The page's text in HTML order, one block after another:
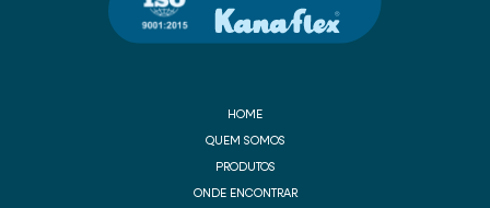
HOME
QUEM SOMOS
PRODUTOS
ONDE ENCONTRAR